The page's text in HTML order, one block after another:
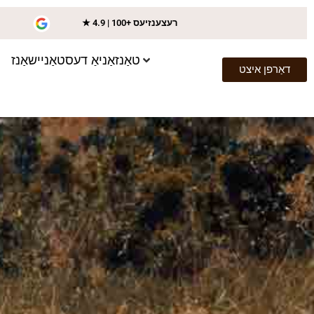
★ 4.9 | 100+ רעצענזיעס
טאַנזאַניאַ דעסטאַניישאַנז
דאַרפן איצט